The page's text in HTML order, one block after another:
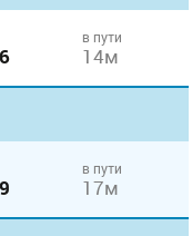
в пути
14м
в пути
17м